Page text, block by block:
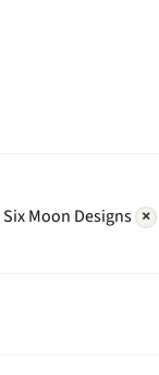
Six Moon Designs ×